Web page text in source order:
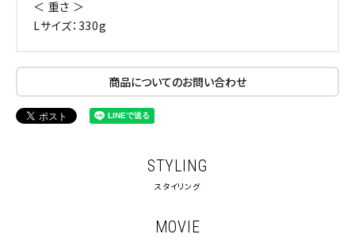
＜ 重さ ＞
Lサイズ：330g
商品についてのお問い合わせ
STYLING
スタイリング
MOVIE